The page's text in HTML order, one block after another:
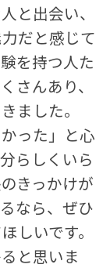
と出会い、
だと感じて
を持つ人た
さんあり、
ました。
った」と心
らしくいら
きっかけが
なら、ぜひ
しいです。
と思いま